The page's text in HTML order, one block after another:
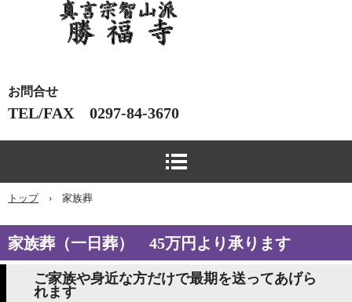
お問合せ
TEL/FAX 0297-84-3670
トップ › 家族葬
家族葬（一日葬） 45万円より承ります
ご家族や身近な方だけで最期を送ってあげら
れます